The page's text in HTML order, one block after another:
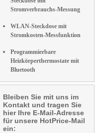
Stromverbrauchs-Messung
WLAN-Steckdose mit
Stromkosten-Messfunktion
Programmierbare
Heizkörperthermostate mit
Bluetooth
Bleiben Sie mit uns im
Kontakt und tragen Sie
hier Ihre E-Mail-Adresse
für unsere HotPrice-Mail
ein: